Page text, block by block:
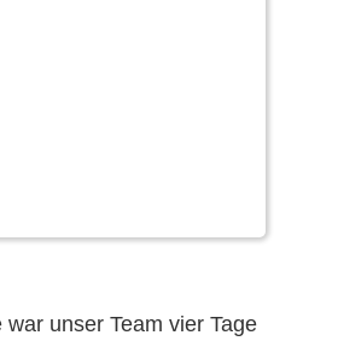
war unser Team vier Tage